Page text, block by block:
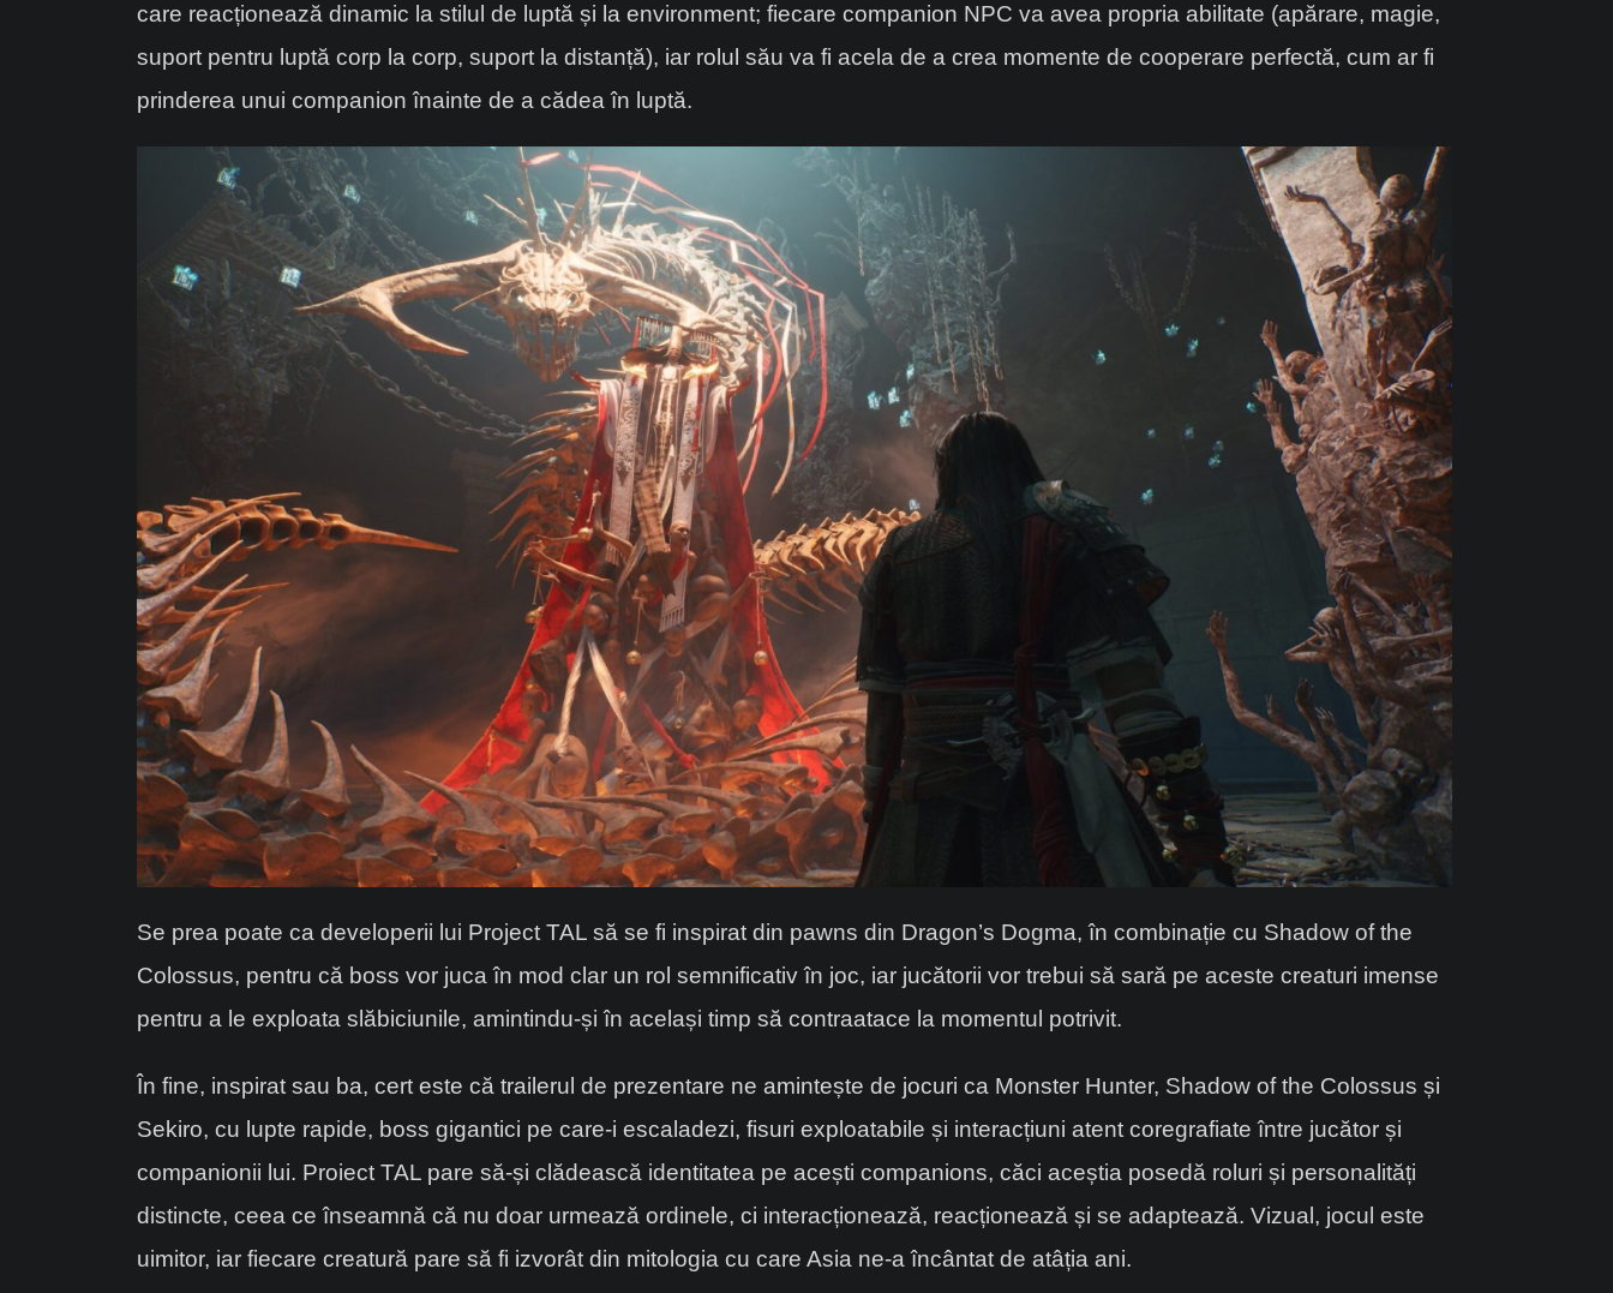
care reacționează dinamic la stilul de luptă și la environment; fiecare companion NPC va avea propria abilitate (apărare, magie,
suport pentru luptă corp la corp, suport la distanță), iar rolul său va fi acela de a crea momente de cooperare perfectă, cum ar fi
prinderea unui companion înainte de a cădea în luptă.
Se prea poate ca developerii lui Project TAL să se fi inspirat din pawns din Dragon’s Dogma, în combinație cu Shadow of the
Colossus, pentru că boss vor juca în mod clar un rol semnificativ în joc, iar jucătorii vor trebui să sară pe aceste creaturi imense
pentru a le exploata slăbiciunile, amintindu-și în același timp să contraatace la momentul potrivit.
În fine, inspirat sau ba, cert este că trailerul de prezentare ne amintește de jocuri ca Monster Hunter, Shadow of the Colossus și
Sekiro, cu lupte rapide, boss gigantici pe care-i escaladezi, fisuri exploatabile și interacțiuni atent coregrafiate între jucător și
companionii lui. Proiect TAL pare să-și clădească identitatea pe acești companions, căci aceștia posedă roluri și personalități
distincte, ceea ce înseamnă că nu doar urmează ordinele, ci interacționează, reacționează și se adaptează. Vizual, jocul este
uimitor, iar fiecare creatură pare să fi izvorât din mitologia cu care Asia ne-a încântat de atâția ani.